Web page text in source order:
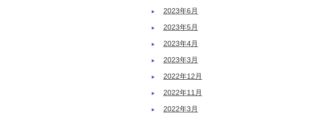
2023年6月
2023年5月
2023年4月
2023年3月
2022年12月
2022年11月
2022年3月